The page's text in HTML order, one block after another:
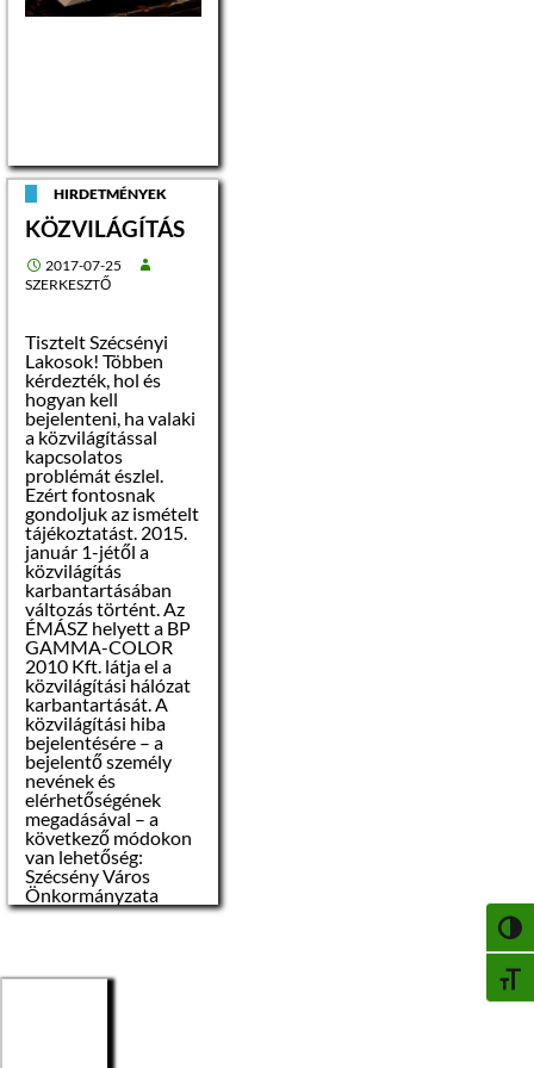
Az ingatlan
megtekintésének,
valamint az
árverésre
feltevésének,
információszerzés
Előzetes telefonon
történő egyeztetés
alapján 2017.
augusztus 11.
(péntek) 1300óráig.
(32/370-199/213
melléken Galó
Gáborné)
Induló ára:
4.500.000 Ft,azaz
négymillió-
ötszázezer forint
Licitlépcső
mértéke:
50.000 Ft,azaz
ötvenezer forint
Biztosíték
megfizetése és
fedezetigazolás:
– Az árverés
résztvevői 2017.
augusztus 11-ig
megfizetni.
HIRDETMÉNYEK
KÖZVILÁGÍTÁS
2017-07-25
SZERKESZTŐ
Tisztelt Szécsényi
Lakosok! Többen
kérdezték, hol és
hogyan kell
bejelenteni, ha valaki
a közvilágítással
kapcsolatos
problémát észlel.
Ezért fontosnak
gondoljuk az ismételt
tájékoztatást. 2015.
január 1-jétől a
közvilágítás
karbantartásában
változás történt. Az
ÉMÁSZ helyett a BP
GAMMA-COLOR
2010 Kft. látja el a
közvilágítási hálózat
karbantartását. A
közvilágítási hiba
bejelentésére – a
bejelentő személy
nevének és
elérhetőségének
megadásával – a
következő módokon
van lehetőség:
Szécsény Város
Önkormányzata
titkársága: 06-
infoszecseny@szecse